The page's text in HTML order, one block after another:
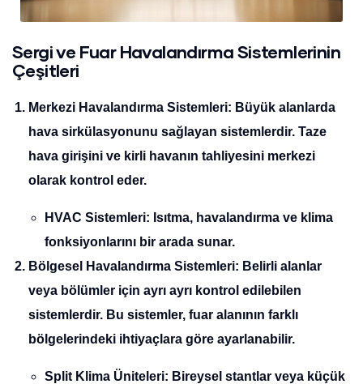
Sergi ve Fuar Havalandırma Sistemlerinin
Çeşitleri
Merkezi Havalandırma Sistemleri: Büyük alanlarda
hava sirkülasyonunu sağlayan sistemlerdir. Taze
hava girişini ve kirli havanın tahliyesini merkezi
olarak kontrol eder.
HVAC Sistemleri: Isıtma, havalandırma ve klima
fonksiyonlarını bir arada sunar.
Bölgesel Havalandırma Sistemleri: Belirli alanlar
veya bölümler için ayrı ayrı kontrol edilebilen
sistemlerdir. Bu sistemler, fuar alanının farklı
bölgelerindeki ihtiyaçlara göre ayarlanabilir.
Split Klima Üniteleri: Bireysel stantlar veya küçük